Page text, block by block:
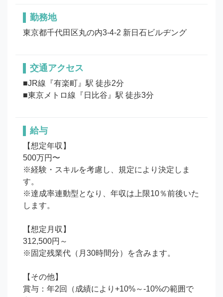
勤務地
東京都千代田区丸の内3-4-2 新日石ビルヂング
交通アクセス
■JR線『有楽町』駅 徒歩2分
■東京メトロ線『日比谷』駅 徒歩3分
給与
【想定年収】
500万円〜
※経験・スキルを考慮し、規定により決定しま
す。
※達成率連動型となり、年収は上限10％前後いた
します。
【想定月収】
312,500円～
※固定残業代（月30時間分）を含みます。
【その他】
賞与：年2回（成績により+10%～‐10%の範囲で